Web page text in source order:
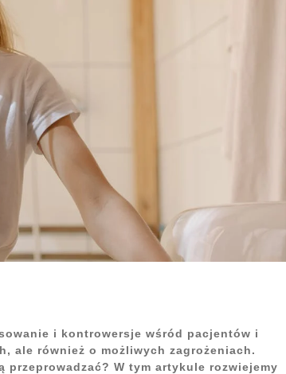
i kontrowersje wśród pacjentów i
ale również o możliwych zagrożeniach.
W tym artykule rozwiejemy